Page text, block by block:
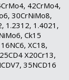
42CrMo4,
30CrNiMo8,
1.2312, 1.4021,
Ck15
XC18,
X20Cr13,
35NCD16